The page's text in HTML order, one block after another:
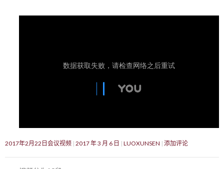
2017年2月22日会议视频 2017 年 3 月 6 日 LUOXUNSEN 添加评论